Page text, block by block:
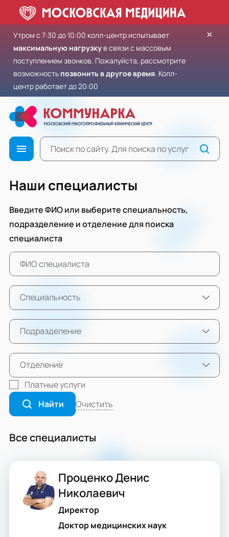
Утром с 7:30 до 10:00 колл-центр испытывает
максимальную нагрузку в связи с массовым
поступлением звонков. Пожалуйста, рассмотрите
возможность позвонить в другое время. Колл-
центр работает до 20:00
×
Наши специалисты
Введите ФИО или выберите специальность,
подразделение и отделение для поиска
специалиста
Специальность
Подразделение
Отделение
Платные услуги
Найти
Очистить
Все специалисты
Проценко Денис
Николаевич
Директор
Доктор медицинских наук